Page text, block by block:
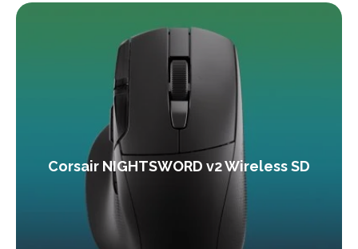
Corsair NIGHTSWORD v2 Wireless SD